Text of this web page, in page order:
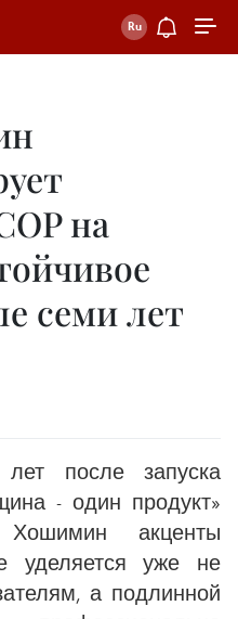
на
семи лет
после запуска
- один продукт»
акценты
уделяется уже не
а подлинной